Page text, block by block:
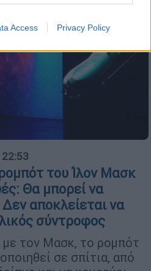
Access Privacy Policy
του Ίλον Μασκ
Θα μπορεί να
αποκλείεται να
σύντροφος
τον Μασκ, το ρομπότ
σε σπίτια, από